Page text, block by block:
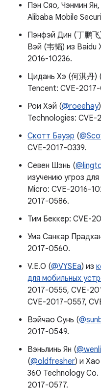
Пэн Сяо, Чэнмин
Alibaba Mobile
Пэнфэй Дин (丁鹏
Вэй (韦韬) из Baidu
2016-10236.
Цидань Хэ (何淇丹) (
Tencent: CVE-
Рои Хэй (@roeehay
Technologies:
Скотт Бауэр (
CVE-2017-0339.
Севен Шэнь (
изучению угроз
Micro: CVE-2016-
2017-0586.
Тим Беккер: CVE-
Ума Санкар
2017-0560.
V.E.O (@VYSEa) из
для мобильных
2017-0555, CVE-
CVE-2017-0557,
Вэйчао Сунь (
2017-0549.
Вэньлинь Ян (
(@oldfresher) и
360 Technology
2017-0577.